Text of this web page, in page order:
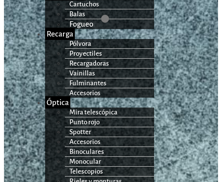
Cartuchos
Balas
Fogueo
Recarga
Pólvora
Proyectiles
Recargadoras
Vainillas
Fulminantes
Accesorios
Óptica
Mira telescópica
Punto rojo
Spotter
Accesorios
Binoculares
Monocular
Telescopios